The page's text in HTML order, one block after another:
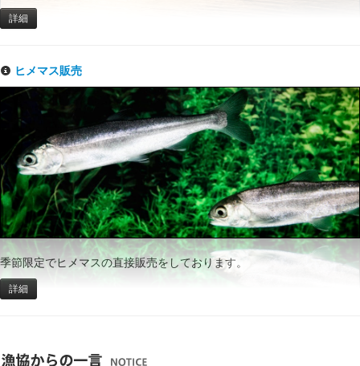
詳細
ヒメマス販売
季節限定でヒメマスの直接販売をしております。
詳細